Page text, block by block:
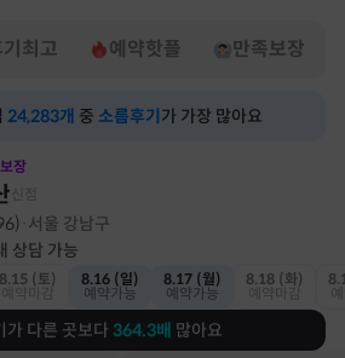
최고 예약핫플 만족보장
24,283개 중 소름후기 가 가장 많아요
장
) 서울 강남구
상담 가능
8.15 (토)
8.16 (일)
예약가능
8.17 (월)
예약가능
8.18 (화)
가 다른 곳보다 364.3배 많아요